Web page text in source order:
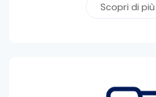
Scopri di più